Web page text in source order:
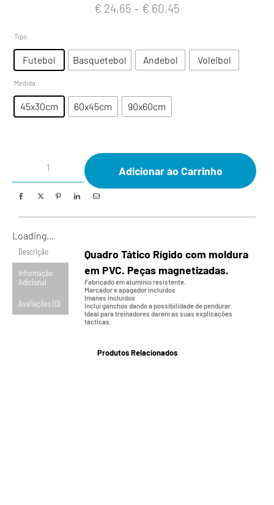
€ 24,65 – € 60,45
Tipo:
Futebol Basquetebol Andebol Voleibol
Medida:
45x30cm 60x45cm 90x60cm
Adicionar ao Carrinho
Loading...
Descrição
Informação
Adicional
Avaliações (0)
Quadro Tático Rígido com moldura
em PVC. Peças magnetizadas.
Fabricado em alumínio resistente.
Marcador e apagador incluídos
Imanes incluídos
Inclui ganchos dando a possibilidade de pendurar.
Ideal para treinadores darem as suas explicações
tácticas.
Produtos Relacionados